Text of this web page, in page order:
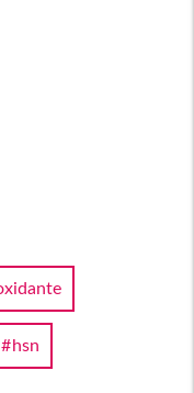
hsn